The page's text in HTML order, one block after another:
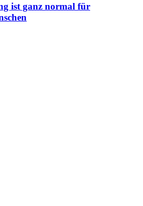
ist ganz normal für